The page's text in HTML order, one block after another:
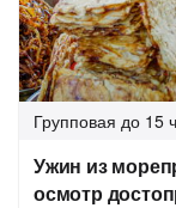
Групповая до 15
Ужин из
осмотр